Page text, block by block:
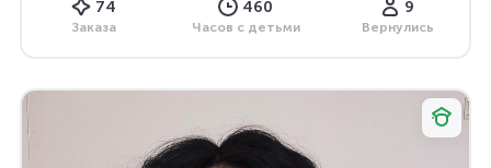
74
Заказа
460
Часов с детьми
9
Вернулись